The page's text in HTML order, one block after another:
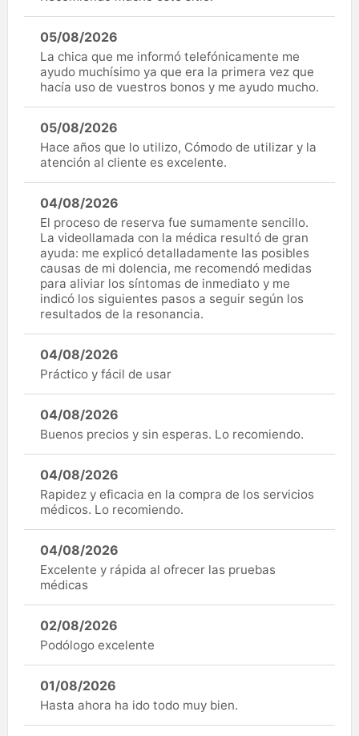
05/08/2026
La chica que me informó telefónicamente me
ayudo muchísimo ya que era la primera vez que
hacía uso de vuestros bonos y me ayudo mucho.
05/08/2026
Hace años que lo utilizo, Cómodo de utilizar y la
atención al cliente es excelente.
04/08/2026
El proceso de reserva fue sumamente sencillo.
La videollamada con la médica resultó de gran
ayuda: me explicó detalladamente las posibles
causas de mi dolencia, me recomendó medidas
para aliviar los síntomas de inmediato y me
indicó los siguientes pasos a seguir según los
resultados de la resonancia.
04/08/2026
Práctico y fácil de usar
04/08/2026
Buenos precios y sin esperas. Lo recomiendo.
04/08/2026
Rapidez y eficacia en la compra de los servicios
médicos. Lo recomiendo.
04/08/2026
Excelente y rápida al ofrecer las pruebas
médicas
02/08/2026
Podólogo excelente
01/08/2026
Hasta ahora ha ido todo muy bien.